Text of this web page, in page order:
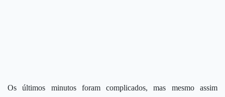
Os últimos minutos foram complicados, mas mesmo assim